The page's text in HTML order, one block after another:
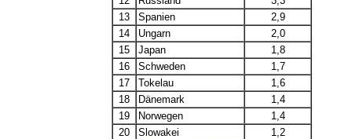
13
Spanien
2,9
14
Ungarn
2,0
15
Japan
1,8
16
Schweden
1,7
17
Tokelau
1,6
18
Dänemark
1,4
19
Norwegen
1,4
20
Slowakei
1,2